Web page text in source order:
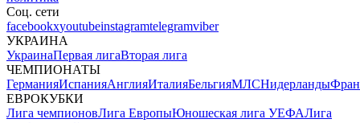
Соц. сети
facebookxyoutubeinstagramtelegramviber
УКРАИНА
УкраинаПервая лигаВторая лига
ЧЕМПИОНАТЫ
ГерманияИспанияАнглияИталияБельгияМЛСНидерланды
ЕВРОКУБКИ
Лига чемпионовЛига ЕвропыЮношеская лига УЕФАЛига